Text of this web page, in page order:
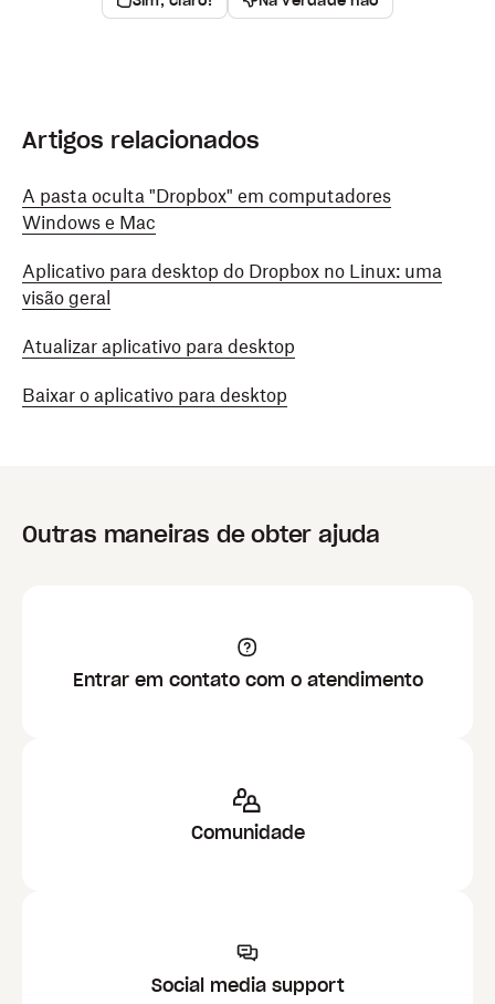
Artigos relacionados
A pasta oculta "Dropbox" em computadores
Windows e Mac
Aplicativo para desktop do Dropbox no Linux: uma
visão geral
Atualizar aplicativo para desktop
Baixar o aplicativo para desktop
Outras maneiras de obter ajuda
Entrar em contato com o atendimento
Comunidade
Social media support